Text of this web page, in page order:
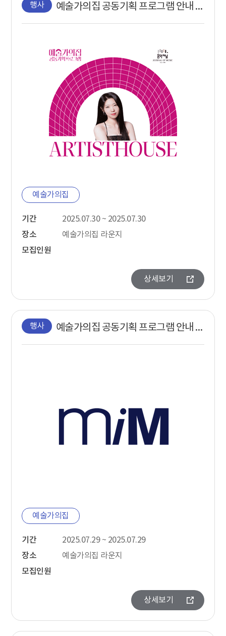
행사 예술가의집 공동기획 프로그램 안내 - 〈지금, 우리가 주목할 예술〉
예술가의집
기간
2025.07.30 ~ 2025.07.30
장소
예술가의집 라운지
모집인원
상세보기
행사 예술가의집 공동기획 프로그램 안내 - 〈miM,〈Track_ing〉상영회〉
예술가의집
기간
2025.07.29 ~ 2025.07.29
장소
예술가의집 라운지
모집인원
상세보기